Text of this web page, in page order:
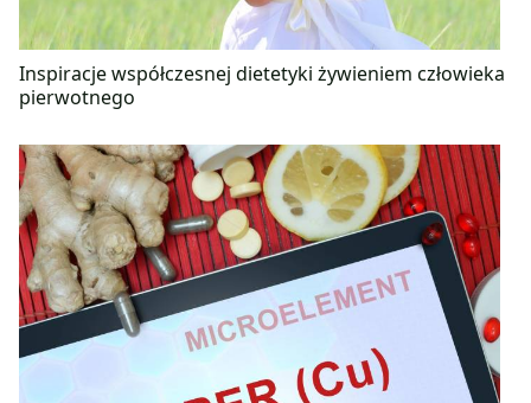
Inspiracje współczesnej dietetyki żywieniem człowieka
pierwotnego